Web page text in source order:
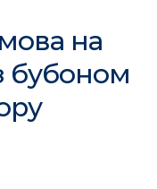
на
бубоном